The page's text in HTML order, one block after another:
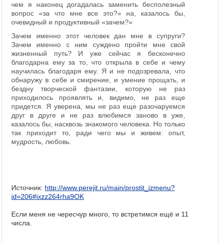
чем я наконец догадалась заменить бесполезный
вопрос «за что мне все это?» на, казалось бы,
очевидный и продуктивный «зачем?»
Зачем именно этот человек дан мне в супруги?
Зачем именно с ним суждено пройти мне свой
жизненный путь? И уже сейчас я бесконечно
благодарна ему за то, что открыла в себе и чему
научилась благодаря ему. Я и не подозревала, что
обнаружу в себе и смирение, и умение прощать, и
бездну творческой фантазии, которую не раз
приходилось проявлять и, видимо, не раз еще
придется. Я уверена, мы не раз еще разочаруемся
друг в друге и не раз влюбимся заново в уже,
казалось бы, насквозь знакомого человека. Но только
так приходит то, ради чего мы и живем: опыт,
мудрость, любовь.
Источник: http://www.perejit.ru/main/prostit_izmenu?
id=206#ixzz264rha9OK
Если меня не чересчур много, то встретимся ещё и 11
числа.